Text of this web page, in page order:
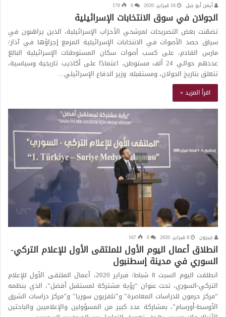
أيمن أبو جبل 16 فبراير، 2020 170
الجولان في سوق الانتخابات الإسرائيلية
تضمّنت بعض التصريحات لمرشحي الأحزاب الإسرائيلية، الذين يراهنون في
سياق حصد الأصوات في الانتخابات الإسرائيلية المزمع إجراؤها في آذار/
مارس القادم، على كسب أصوات سكان المستوطنات الإسرائيلية البالغ
عددهم حوالي 24 ألف مستوطن، اعتمادًا على أكاذيب تاريخية وسياسية،
تتعلق بتاريخ الجولان، ومستقبله. وزير الدفاع الإسرائيلي…
اقرأ المزيد »
جيرون 8 فبراير، 2020 167
انطلاق أعمال اليوم الأول للملتقى الأول للإعلام التركي-
السوري في مدينة إسطنبول
انطلقت اليوم السبت 8 شباط/ فبراير 2020، أعمال الملتقى الأول للإعلام
التركي-السوري، تحت عنوان “رؤية مشتركة لمستقبل أفضل“، الذي ينظمه
“مركز حرمون للدراسات المعاصرة” و”تلفزيون سوريا” و”مركز دراسات الشرق
الأوسط-أورسام”، بمشاركة عدد كبير من المسؤولين والإعلاميين والباحثين